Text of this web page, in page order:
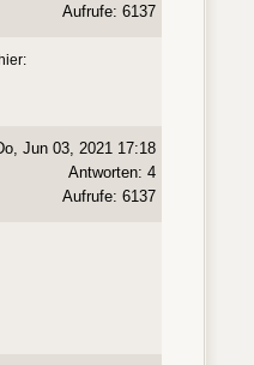
Aufrufe: 6137
Jun 03, 2021 17:18
Antworten: 4
Aufrufe: 6137